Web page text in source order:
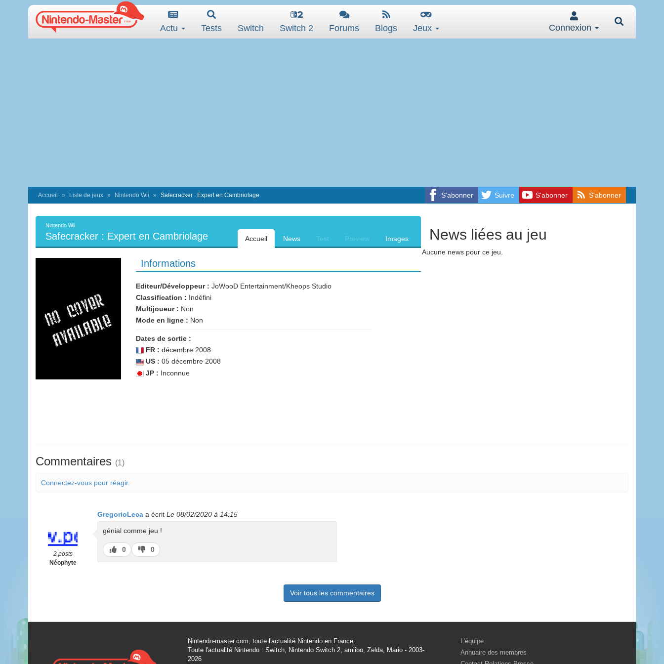
Actu Tests Switch Switch 2 Forums Blogs Jeux Connexion
S'abonner Suivre S'abonner S'abonner
Accueil Liste de jeux Nintendo Wii Safecracker : Expert en Cambriolage
Nintendo Wii
Safecracker : Expert en Cambriolage Accueil News Test Preview Images
Informations
Editeur/Développeur : JoWooD Entertainment/Kheops Studio
Classification : Indéfini
Multijoueur : Non
Mode en ligne : Non
Dates de sortie :
FR : décembre 2008
US : 05 décembre 2008
JP : Inconnue
News liées au jeu
Aucune news pour ce jeu.
Commentaires (1)
Connectez-vous pour réagir.
2 posts
Néophyte
GregorioLeca a écrit Le 08/02/2020 à 14:15
génial comme jeu !
J’aime
0
J’aime
pas
0
Voir tous les commentaires
Nintendo-master.com, toute l'actualité Nintendo en France
Toute l'actualité Nintendo : Switch, Nintendo Switch 2, amiibo, Zelda, Mario - 2003-
2026
L'équipe
Annuaire des membres